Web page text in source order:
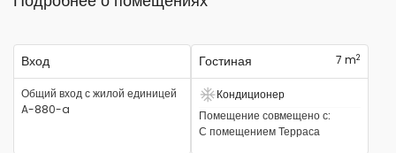
Вход
Общий вход с жилой единицей
A-880-a
Гостиная 7 m2
Есть кондиционер
Кондиционер
Помещение совмещено с:
С помещениемТерраса